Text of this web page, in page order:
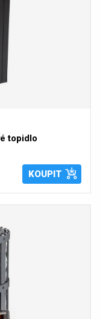
topidlo
KOUPIT